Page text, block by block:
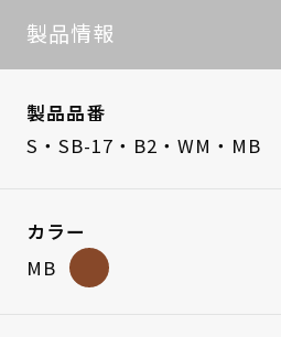
製品情報
製品品番
S・SB-17・B2・WM・MB
カラー
MB